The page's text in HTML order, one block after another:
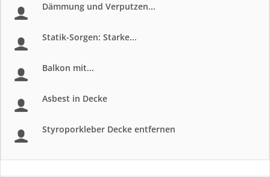
Dämmung und Verputzen...
Statik-Sorgen: Starke...
Balkon mit...
Asbest in Decke
Styroporkleber Decke entfernen